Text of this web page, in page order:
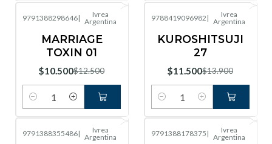
-16%OFF
9791388298646|
Ivrea
Argentina
MARRIAGE
TOXIN 01
$10.500$12.500
Cantidad
-17% OFF
9788419096982 |
Ivrea
Argentina
KUROSHITSUJI
27
$11.500$13.900
Cantidad
9791388355486|
Ivrea
Argentina
9791388178375 |
Ivrea
Argentina